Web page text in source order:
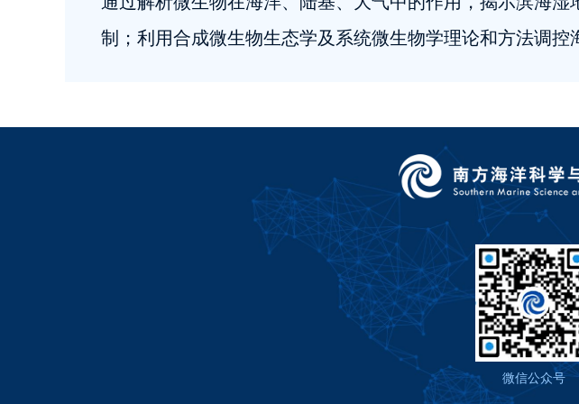
制；利用合成微生物生态学及系统微生物学理论和方法调控
微信公众号